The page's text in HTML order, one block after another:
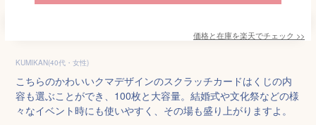
価格と在庫を楽天でチェック >>
KUMIKAN(40代・女性)
こちらのかわいいクマデザインのスクラッチカードはくじの内
容も選ぶことができ、100枚と大容量。結婚式や文化祭などの様
々なイベント時にも使いやすく、その場も盛り上がりますよ。